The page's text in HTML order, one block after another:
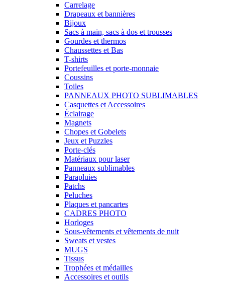
Carrelage
Drapeaux et bannières
Bijoux
Sacs à main, sacs à dos et trousses
Gourdes et thermos
Chaussettes et Bas
T-shirts
Portefeuilles et porte-monnaie
Coussins
Toiles
PANNEAUX PHOTO SUBLIMABLES
Casquettes et Accessoires
Éclairage
Magnets
Chopes et Gobelets
Jeux et Puzzles
Porte-clés
Matériaux pour laser
Panneaux sublimables
Parapluies
Patchs
Peluches
Plaques et pancartes
CADRES PHOTO
Horloges
Sous-vêtements et vêtements de nuit
Sweats et vestes
MUGS
Tissus
Trophées et médailles
Accessoires et outils